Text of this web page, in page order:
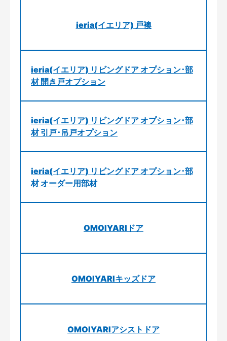
ieria(イエリア) 戸襖
ieria(イエリア) リビングドア オプション･部
材 開き戸オプション
ieria(イエリア) リビングドア オプション･部
材 引戸･吊戸オプション
ieria(イエリア) リビングドア オプション･部
材 オーダー用部材
OMOIYARIドア
OMOIYARIキッズドア
OMOIYARIアシストドア